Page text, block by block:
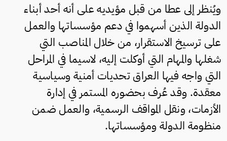
ويُنظر إلى عطا من قبل مؤيديه على أنه أحد أبناء
الدولة الذين أسهموا في دعم مؤسساتها والعمل
على ترسيخ الاستقرار، من خلال المناصب التي
شغلها والمهام التي أوكلت إليه، لاسيما في المراحل
التي واجه فيها العراق تحديات أمنية وسياسية
معقدة. وقد عُرف بحضوره المستمر في إدارة
الأزمات، ونقل المواقف الرسمية، والعمل ضمن
منظومة الدولة ومؤسساتها.